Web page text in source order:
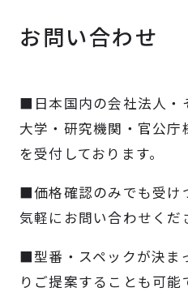
製品検索
取扱メーカー
お問い合わせ
■日本国内の会社法人・
大学・研究機関・官公
を受付しております。
■価格確認のみでも受け
気軽にお問い合わせくだ
■型番・スペックが決ま
りご提案することも可